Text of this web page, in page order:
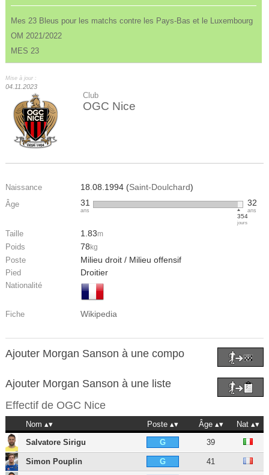
Mes 23 Bleus pour les matchs contre les Pays-Bas et le Luxembourg
OM 2021/2022
MES 23
Mise à jour :
04.11.2023
Club
OGC Nice
Naissance 18.08.1994 (Saint-Doulchard)
Âge 31
ans
354
jours
32
ans
Taille 1.83m
Poids 78 kg
Poste Milieu droit / Milieu offensif
Pied Droitier
Nationalité
Fiche Wikipedia
Ajouter Morgan Sanson à une compo
Ajouter Morgan Sanson à une liste
Effectif de OGC Nice
Nom Poste Âge
Nat
Salvatore Sirigu
G 39
Simon Pouplin G 41